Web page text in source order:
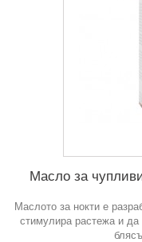
Масло за
Маслото за нокти е
стимулира растежа и да